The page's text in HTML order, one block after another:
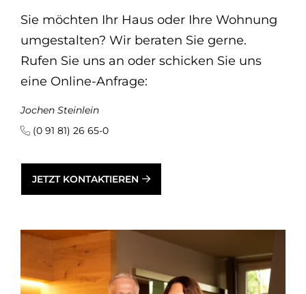
Sie möchten Ihr Haus oder Ihre Wohnung
umgestalten? Wir beraten Sie gerne.
Rufen Sie uns an oder schicken Sie uns
eine Online-Anfrage:
Jochen Steinlein
(0 91 81) 26 65-0
JETZT KONTAKTIEREN